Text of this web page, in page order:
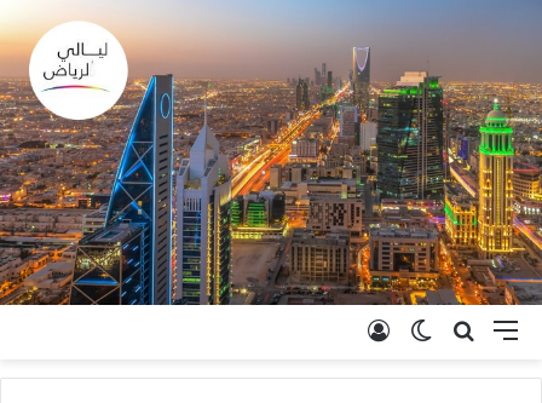
القائمة بحث عنالوضع المظلم